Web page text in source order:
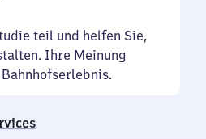
teil und helfen Sie,
Ihre Meinung